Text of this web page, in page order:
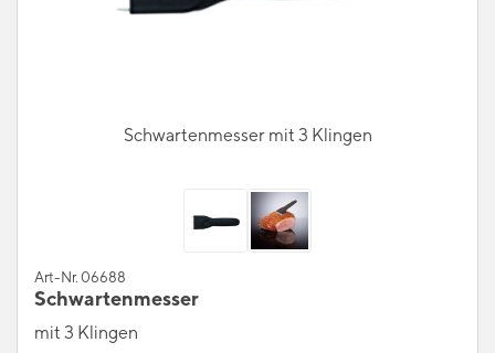
Schwartenmesser mit 3 Klingen
Art-Nr. 06688
Schwartenmesser
mit 3 Klingen